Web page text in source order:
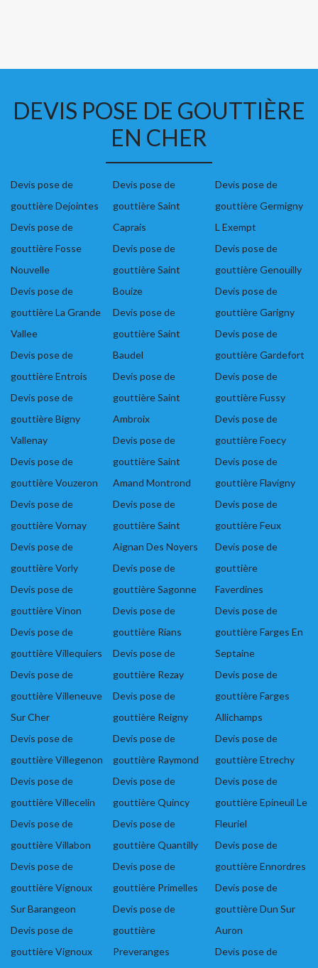
DEVIS POSE DE GOUTTIÈRE
EN CHER
Devis pose de
gouttière Dejointes
Devis pose de
gouttière Fosse
Nouvelle
Devis pose de
gouttière La Grande
Vallee
Devis pose de
gouttière Entrois
Devis pose de
gouttière Bigny
Vallenay
Devis pose de
gouttière Vouzeron
Devis pose de
gouttière Vornay
Devis pose de
gouttière Vorly
Devis pose de
gouttière Vinon
Devis pose de
gouttière Villequiers
Devis pose de
gouttière Villeneuve
Sur Cher
Devis pose de
gouttière Villegenon
Devis pose de
gouttière Villecelin
Devis pose de
gouttière Villabon
Devis pose de
gouttière Vignoux
Sur Barangeon
Devis pose de
gouttière Vignoux
Devis pose de
gouttière Saint
Caprais
Devis pose de
gouttière Saint
Bouize
Devis pose de
gouttière Saint
Baudel
Devis pose de
gouttière Saint
Ambroix
Devis pose de
gouttière Saint
Amand Montrond
Devis pose de
gouttière Saint
Aignan Des Noyers
Devis pose de
gouttière Sagonne
Devis pose de
gouttière Rians
Devis pose de
gouttière Rezay
Devis pose de
gouttière Reigny
Devis pose de
gouttière Raymond
Devis pose de
gouttière Quincy
Devis pose de
gouttière Quantilly
Devis pose de
gouttière Primelles
Devis pose de
gouttière
Preveranges
Devis pose de
gouttière Germigny
L Exempt
Devis pose de
gouttière Genouilly
Devis pose de
gouttière Garigny
Devis pose de
gouttière Gardefort
Devis pose de
gouttière Fussy
Devis pose de
gouttière Foecy
Devis pose de
gouttière Flavigny
Devis pose de
gouttière Feux
Devis pose de
gouttière
Faverdines
Devis pose de
gouttière Farges En
Septaine
Devis pose de
gouttière Farges
Allichamps
Devis pose de
gouttière Etrechy
Devis pose de
gouttière Epineuil Le
Fleuriel
Devis pose de
gouttière Ennordres
Devis pose de
gouttière Dun Sur
Auron
Devis pose de